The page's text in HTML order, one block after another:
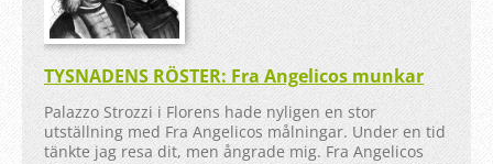
TYSNADENS RÖSTER: Fra Angelicos munkar
Palazzo Strozzi i Florens hade nyligen en stor
utställning med Fra Angelicos målningar. Under en tid
tänkte jag resa dit, men ångrade mig. Fra Angelicos